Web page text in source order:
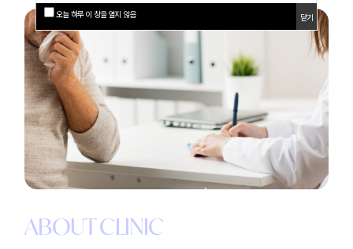
오늘 하루 이 창을 열지 않음 닫기
오늘 하루 이 창을 열지 않음 닫기
ABOUT CLINIC